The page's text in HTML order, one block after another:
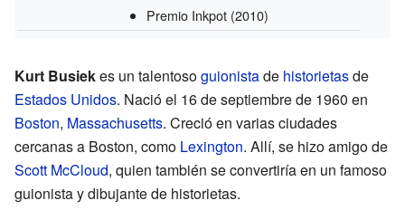
Premio Inkpot (2010)
Kurt Busiekes un talentosoguionistade historietasde
Estados Unidos. Nació el 16 de septiembre de 1960 en
Boston, Massachusetts. Creció en varias ciudades
cercanas a Boston, como Lexington. Allí, se hizo amigo de
Scott McCloud, quien también se convertiría en un famoso
guionista y dibujante de historietas.